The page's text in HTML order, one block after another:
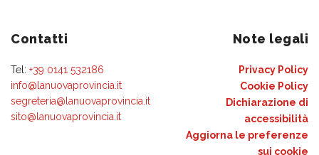
Contatti
Tel: +39 0141 532186
info@lanuovaprovincia.it
segreteria@lanuovaprovincia.it
sito@lanuovaprovincia.it
Note legali
Privacy Policy
Cookie Policy
Dichiarazione di
accessibilità
Aggiorna le preferenze
sui cookie